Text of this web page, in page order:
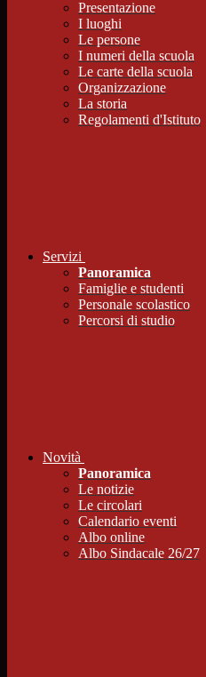
Presentazione
I luoghi
Le persone
I numeri della scuola
Le carte della scuola
Organizzazione
La storia
Regolamenti d'Istituto
Servizi
Panoramica
Famiglie e studenti
Personale scolastico
Percorsi di studio
Novità
Panoramica
Le notizie
Le circolari
Calendario eventi
Albo online
Albo Sindacale 26/27